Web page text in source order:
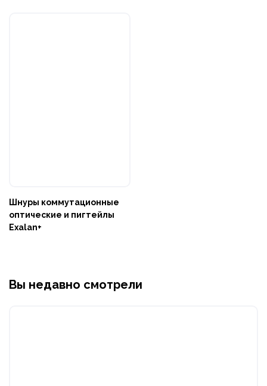
Шнуры коммутационные
оптические и пигтейлы
Exalan+
Вы недавно смотрели